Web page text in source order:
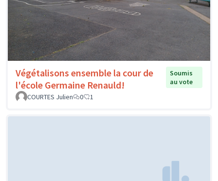
Végétalisons ensemble la cour de
l'école Germaine Renauld!
Soumis
au vote
COURTES Julien
0 1